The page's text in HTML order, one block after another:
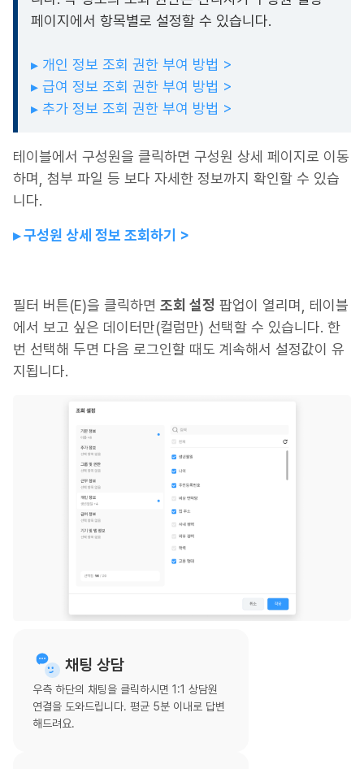
페이지에서 항목별로 설정할 수 있습니다.
▸ 개인 정보 조회 권한 부여 방법 >
▸ 급여 정보 조회 권한 부여 방법 >
▸ 추가 정보 조회 권한 부여 방법 >
테이블에서 구성원을 클릭하면 구성원 상세 페이지로 이동
하며, 첨부 파일 등 보다 자세한 정보까지 확인할 수 있습
니다.
▸ 구성원 상세 정보 조회하기 >
필터 버튼(E)을 클릭하면 조회 설정 팝업이 열리며, 테이블
에서 보고 싶은 데이터만(컬럼만) 선택할 수 있습니다. 한
번 선택해 두면 다음 로그인할 때도 계속해서 설정값이 유
지됩니다.
채팅 상담
우측 하단의 채팅을 클릭하시면 1:1 상담원
연결을 도와드립니다. 평균 5분 이내로 답변
해드려요.